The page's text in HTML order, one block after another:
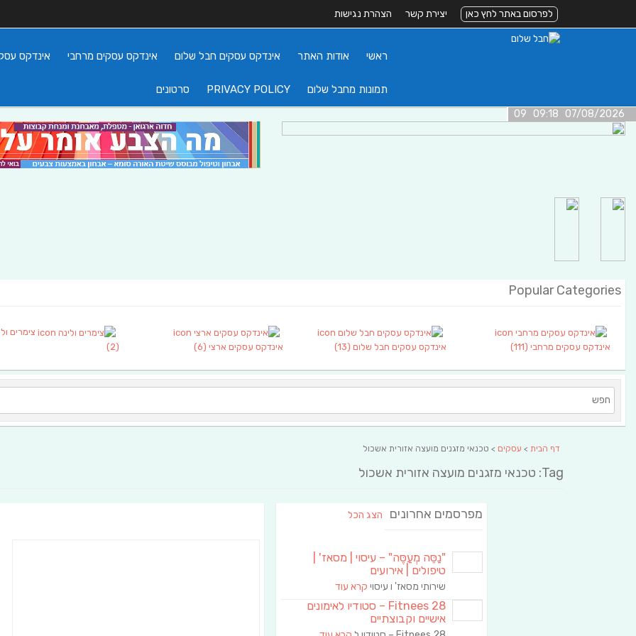
לפרסום באתר לחץ כאן יצירת קשר הצהרת נגישות
ראשי אודות האתר אינדקס עסקים חבל שלום אינדקס עסקים מרחבי אינדקס
תמונות מחבל שלום PRIVACY POLICY סרטונים
07/08/2026 09:18 09
Popular Categories
אינדקס עסקים מרחבי (111) אינדקס עסקים חבל שלום (13) אינדקס עסקים ארצי (6)
צימרים
(2)
דף הבית > עסקים > טכנאי מזגנים מועצה אזורית אשכול
Tag: טכנאי מזגנים מועצה אזורית אשכול
מפרסמים אחרונים הצג הכל
"נַסֵּה מְעַסֶּה" – עיסוי | מסאז' |
טיפולים | אירועים
שירותי מסאז' ו עיסוי קרא עוד
Fitnees 28 – סטודיו לאימונים
אישיים וקבוצתיים